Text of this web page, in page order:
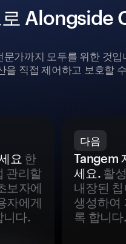
Alongside
가까지 모두를 위한 것
을 직접 제어하고 보호할
요 한
관리할
보자에
자에게
니다.
다음
Tangem
세요.활
내장된
생성하여
록 합니다.